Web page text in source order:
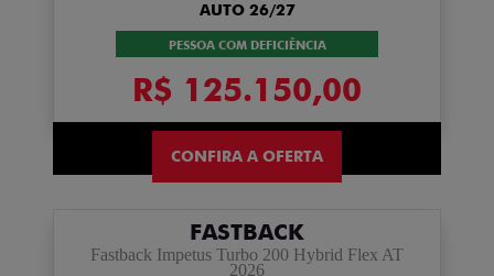
AUTO 26/27
PESSOA COM DEFICIÊNCIA
R$ 125.150,00
CONFIRA A OFERTA
FASTBACK
Fastback Impetus Turbo 200 Hybrid Flex AT
2026